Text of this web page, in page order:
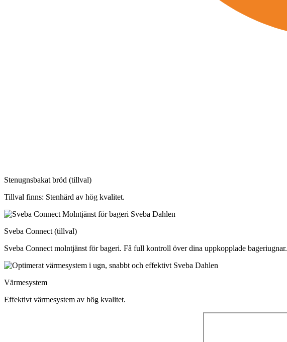
Stenugnsbakat bröd (tillval)
Tillval finns: Stenhärd av hög kvalitet.
Sveba Connect (tillval)
Sveba Connect molntjänst för bageri. Få full kontroll över dina uppkopplade bageriugnar.
Värmesystem
Effektivt värmesystem av hög kvalitet.